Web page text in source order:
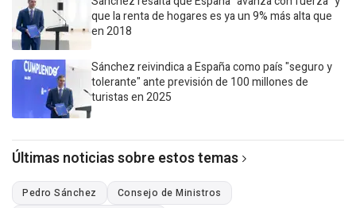
que la renta de hogares es ya un 9% más alta que
en 2018
Sánchez reivindica a España como país "seguro y
tolerante" ante previsión de 100 millones de
turistas en 2025
Últimas noticias sobre estos temas
Pedro Sánchez
Consejo de Ministros